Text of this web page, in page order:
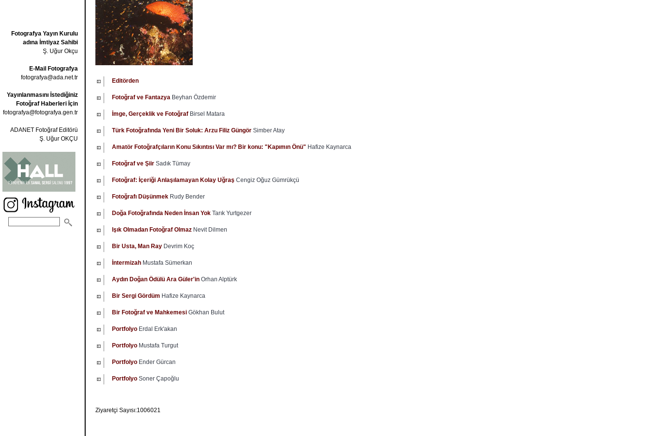
Fotografya Yayın Kurulu
adına İmtiyaz Sahibi
Ş. Uğur Okçu
E-Mail Fotografya
fotografya@ada.net.tr
Yayınlanmasını İstediğiniz
Fotoğraf Haberleri İçin
fotografya@fotografya.gen.tr
ADANET Fotoğraf Editörü
Ş. Uğur OKÇU
Editörden
Fotoğraf ve Fantazya Beyhan Özdemir
İmge, Gerçeklik ve Fotoğraf Birsel Matara
Türk Fotoğrafında Yeni Bir Soluk: Arzu Filiz Güngör Simber Atay
Amatör Fotoğrafçıların Konu Sıkıntısı Var mı? Bir konu: "Kapımın Önü" Hafize Kaynarca
Fotoğraf ve Şiir Sadık Tümay
Fotoğraf: İçeriği Anlaşılamayan Kolay Uğraş Cengiz Oğuz Gümrükçü
Fotoğrafı Düşünmek Rudy Bender
Doğa Fotoğrafında Neden İnsan Yok Tarık Yurtgezer
Işık Olmadan Fotoğraf Olmaz Nevit Dilmen
Bir Usta, Man Ray Devrim Koç
İntermizah Mustafa Sümerkan
Aydın Doğan Ödülü Ara Güler'in Orhan Alptürk
Bir Sergi Gördüm Hafize Kaynarca
Bir Fotoğraf ve Mahkemesi Gökhan Bulut
Portfolyo Erdal Erk'akan
Portfolyo Mustafa Turgut
Portfolyo Ender Gürcan
Portfolyo Soner Çapoğlu
Ziyaretçi Sayısı:1006021